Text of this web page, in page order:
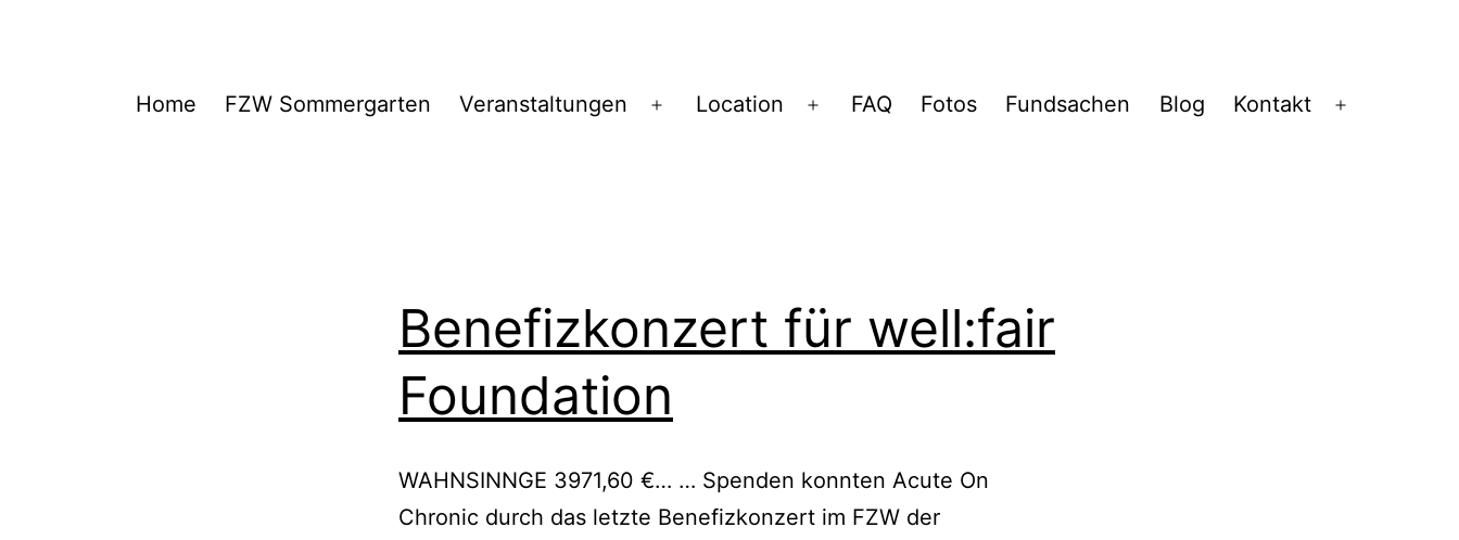
FZWHome FZW Sommergarten Veranstaltungen
Menü
Location
Menü
FAQ Fotos Fundsachen Blog Kontakt
Benefizkonzert für well:fair
Foundation
WAHNSINNGE 3971,60 €… … Spenden konnten Acute On
Chronic durch das letzte Benefizkonzert im FZW der